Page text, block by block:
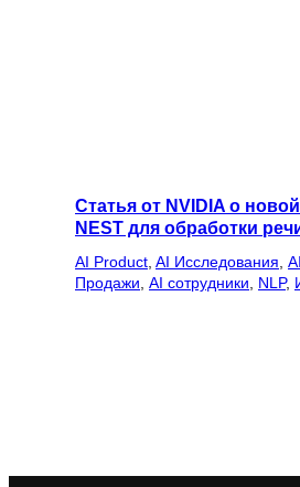
Статья от NVIDIA о
NEST для обработки
AI Product AI Исследования
Продажи AI сотрудники NLP,